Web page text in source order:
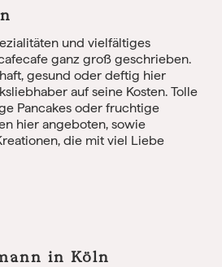
und vielfältiges
ganz groß geschrieben.
gesund oder deftig hier
auf seine Kosten. Tolle
Pancakes oder fruchtige
hier angeboten, sowie
die mit viel Liebe
in Köln